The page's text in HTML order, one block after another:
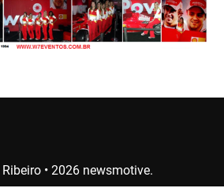
• 2026 newsmotive.